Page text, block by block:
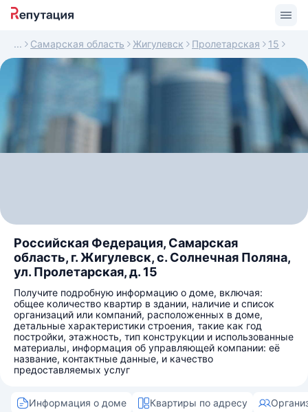
Самарская область Жигулевск Пролетарская 15
Российская Федерация, Самарская
область, г. Жигулевск, с. Солнечная Поляна,
ул. Пролетарская, д. 15
Получите подробную информацию о доме, включая:
общее количество квартир в здании, наличие и список
организаций или компаний, расположенных в доме,
детальные характеристики строения, такие как год
постройки, этажность, тип конструкции и использованные
материалы, информация об управляющей компании: её
название, контактные данные, и качество
предоставляемых услуг
Информация о доме Квартиры по адресу